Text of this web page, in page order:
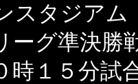
スタジアム
ーグ準決勝
１５分試